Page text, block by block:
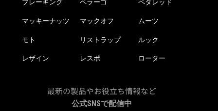
ブレーキング ペラーゴ ペダレッド
マッキーナッツ マックオフ ムーツ
モト リストラップ ルック
レザイン レスポ ローター
最新の製品やお役立ち情報など
公式SNSで配信中